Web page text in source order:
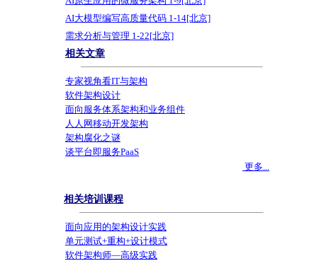
AI大模型编写高质量代码 1-14[北京]
需求分析与管理 1-22[北京]
相关文章
专家视角看IT与架构
软件架构设计
面向服务体系架构和业务组件
人人网移动开发架构
架构腐化之谜
谈平台即服务PaaS
更多...
相关培训课程
面向应用的架构设计实践
单元测试+重构+设计模式
软件架构师—高级实践